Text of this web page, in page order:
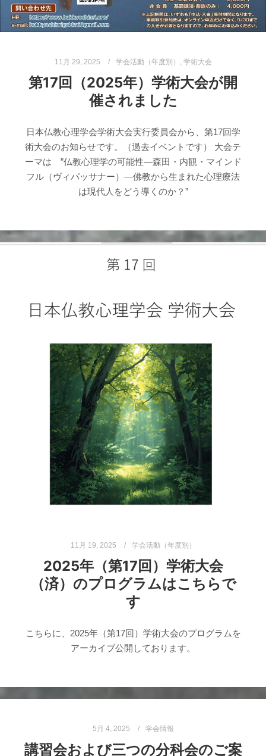
11月 29, 2025 学会活動（年度別） 学術大会
第17回（2025年）学術大会が開
催されました
日本仏教心理学会学術大会実行委員会から、第17回学
術大会のお知らせです。（過去イベントです） 大会テ
ーマは ”仏教心理学の可能性―森田・内観・マインド
フル（ヴィパッサナー）―佛教から生まれた心理療法
は現代人をどう導くのか？”
11月 19, 2025 学会活動（年度別）
2025年（第17回）学術大会
（済）のプログラムはこちらで
す
こちらに、2025年（第17回）学術大会のプログラムを
アーカイブ公開しております。
5月 4, 2025 学会情報
講習会および三つの分科会のご案